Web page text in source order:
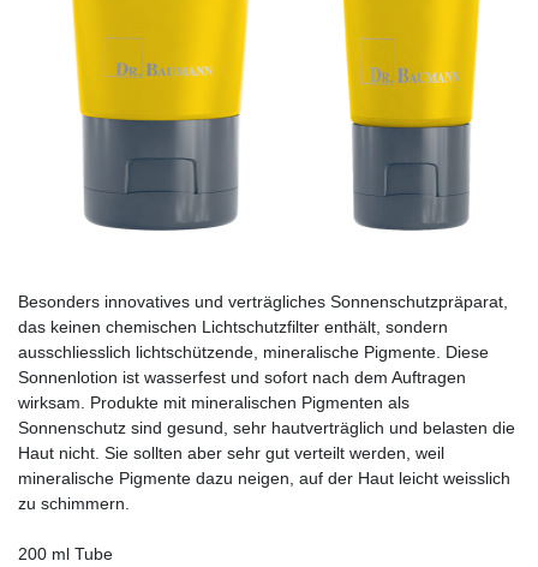
Besonders innovatives und verträgliches Sonnenschutzpräparat,
das keinen chemischen Lichtschutzfilter enthält, sondern
ausschliesslich lichtschützende, minera­lische Pigmente. Diese
Sonnenlotion ist wasserfest und sofort nach dem Auftragen
wirksam. Produkte mit mineralischen Pigmenten als
Sonnenschutz sind gesund, sehr hautverträglich und belasten die
Haut nicht. Sie sollten aber sehr gut verteilt werden, weil
mineralische Pigmente dazu neigen, auf der Haut leicht weisslich
zu schimmern.
200 ml Tube